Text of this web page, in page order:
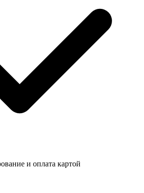
и оплата картой